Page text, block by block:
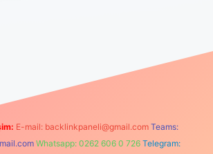
E-mail: backlinkpaneli@gmail.com Teams:
Whatsapp: 0262 606 0 726 Telegram: